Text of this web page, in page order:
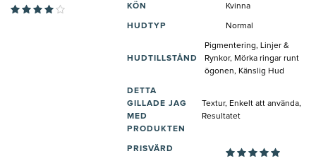
KÖN Kvinna
HUDTYP Normal
HUDTILLSTÅND
Pigmentering, Linjer &
Rynkor, Mörka ringar runt
ögonen, Känslig Hud
DETTA
GILLADE JAG
MED
PRODUKTEN
Textur, Enkelt att använda,
Resultatet
PRISVÄRD